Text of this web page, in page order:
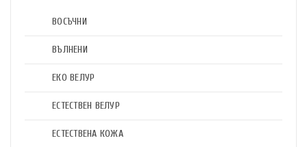
ВОСЪЧНИ
ВЪЛНЕНИ
ЕКО ВЕЛУР
ЕСТЕСТВЕН ВЕЛУР
ЕСТЕСТВЕНА КОЖА